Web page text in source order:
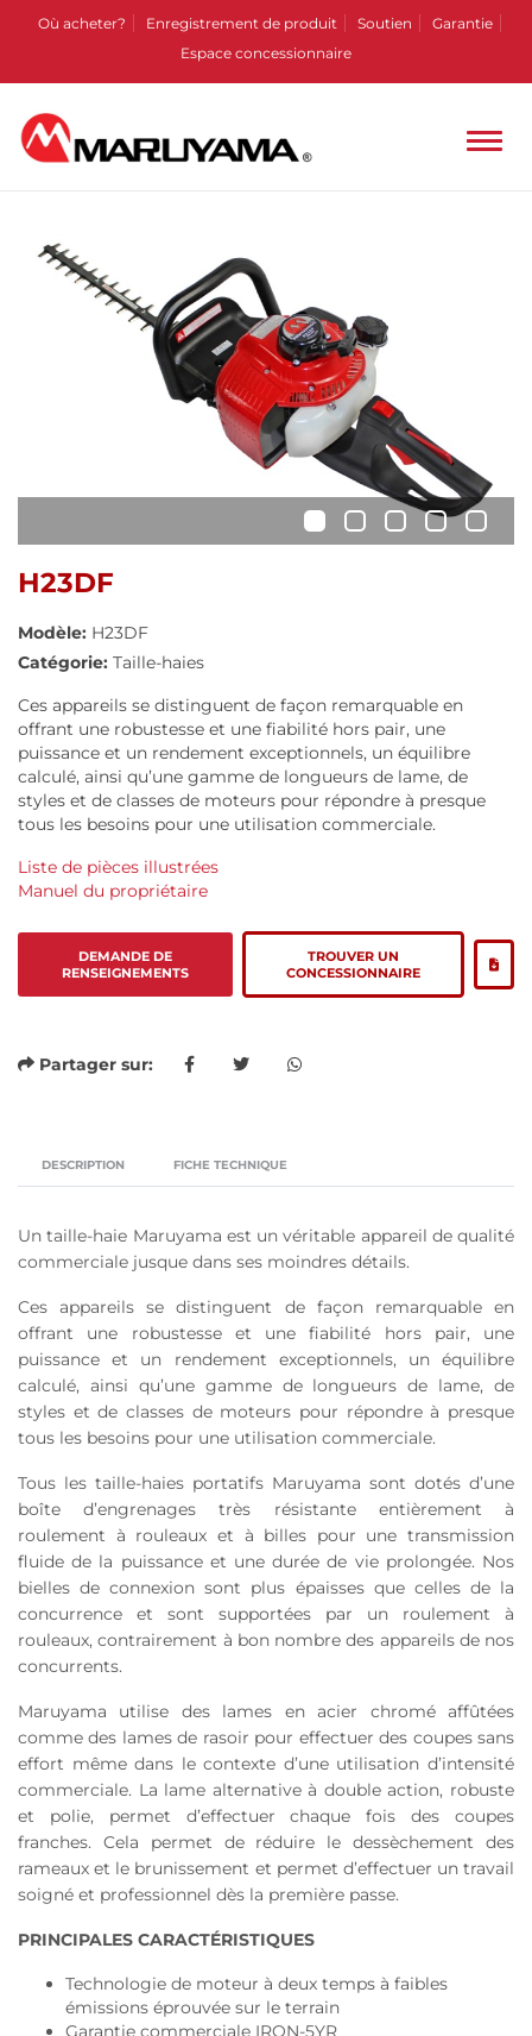
Où acheter? Enregistrement de produit Soutien
Garantie
Espace concessionnaire
• • • •
H23DF
Modèle: H23DF
Catégorie: Taille-haies
Ces appareils se distinguent de façon remarquable en
offrant une robustesse et une fiabilité hors pair, une
puissance et un rendement exceptionnels, un équilibre
calculé, ainsi qu’une gamme de longueurs de lame, de
styles et de classes de moteurs pour répondre à presque
tous les besoins pour une utilisation commerciale.
Liste de pièces illustrées
Manuel du propriétaire
DEMANDE DE
RENSEIGNEMENTS
TROUVER UN
CONCESSIONNAIRE
Partager sur:
DESCRIPTION FICHE TECHNIQUE
Un taille-haie Maruyama est un véritable appareil de qualité
commerciale jusque dans ses moindres détails.
Ces appareils se distinguent de façon remarquable en
offrant une robustesse et une fiabilité hors pair, une
puissance et un rendement exceptionnels, un équilibre
calculé, ainsi qu’une gamme de longueurs de lame, de
styles et de classes de moteurs pour répondre à presque
tous les besoins pour une utilisation commerciale.
Tous les taille-haies portatifs Maruyama sont dotés d’une
boîte d’engrenages très résistante entièrement à
roulement à rouleaux et à billes pour une transmission
fluide de la puissance et une durée de vie prolongée. Nos
bielles de connexion sont plus épaisses que celles de la
concurrence et sont supportées par un roulement à
rouleaux, contrairement à bon nombre des appareils de nos
concurrents.
Maruyama utilise des lames en acier chromé affûtées
comme des lames de rasoir pour effectuer des coupes sans
effort même dans le contexte d’une utilisation d’intensité
commerciale. La lame alternative à double action, robuste
et polie, permet d’effectuer chaque fois des coupes
franches. Cela permet de réduire le dessèchement des
rameaux et le brunissement et permet d’effectuer un travail
soigné et professionnel dès la première passe.
PRINCIPALES CARACTÉRISTIQUES
Technologie de moteur à deux temps à faibles
émissions éprouvée sur le terrain
Garantie commerciale IRON-5YR